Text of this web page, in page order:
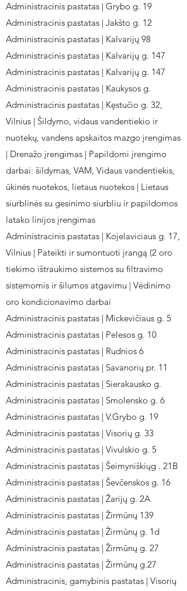
Administracinis pastatas | Grybo g. 19
Administracinis pastatas | Jakšto g. 12
Administracinis pastatas | Kalvarijų 98
Administracinis pastatas | Kalvarijų g. 147
Administracinis pastatas | Kalvarijų g. 147
Administracinis pastatas | Kaukysos g.
Administracinis pastatas | Kęstučio g. 32,
Vilnius | Šildymo, vidaus vandentiekio ir
nuotekų, vandens apskaitos mazgo įrengimas
| Drenažo įrengimas | Papildomi įrengimo
darbai: šildymas, VAM, Vidaus vandentiekis,
ūkinės nuotekos, lietaus nuotekos | Lietaus
siurblinės su gesinimo siurbliu ir papildomos
latako linijos įrengimas
Administracinis pastatas | Kojelaviciaus g. 17,
Vilnius | Pateikti ir sumontuoti įrangą (2 oro
tiekimo ištraukimo sistemos su filtravimo
sistemomis ir šilumos atgavimu | Vėdinimo
oro kondicionavimo darbai
Administracinis pastatas | Mickevičiaus g. 5
Administracinis pastatas | Pelesos g. 10
Administracinis pastatas | Rudnios 6
Administracinis pastatas | Savanorių pr. 11
Administracinis pastatas | Sierakausko g.
Administracinis pastatas | Smolensko g. 6
Administracinis pastatas | V.Grybo g. 19
Administracinis pastatas | Visorių g. 33
Administracinis pastatas | Vivulskio g. 5
Administracinis pastatas | Šeimyniškiųg . 21B
Administracinis pastatas | Ševčenskos g. 16
Administracinis pastatas | Žarijų g. 2A
Administracinis pastatas | Žirmūnų 139
Administracinis pastatas | Žirmūnų g. 1d
Administracinis pastatas | Žirmūnų g. 27
Administracinis pastatas | Žirmūnų g.27
Administracinis, gamybinis pastatas | Visorių